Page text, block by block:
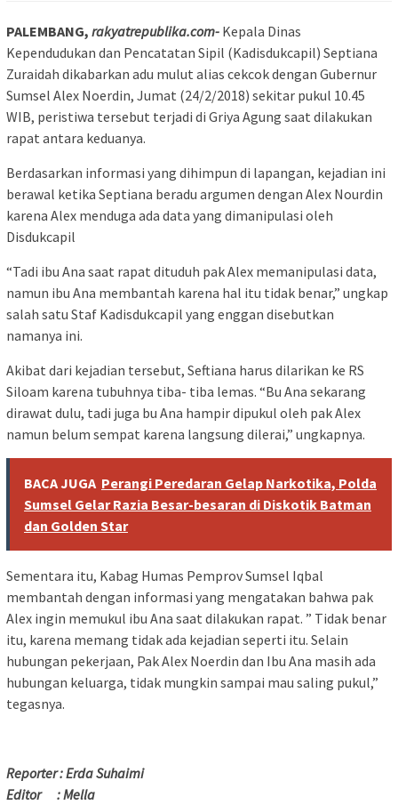
PALEMBANG, rakyatrepublika.com- Kepala Dinas
Kependudukan dan Pencatatan Sipil (Kadisdukcapil) Septiana
Zuraidah dikabarkan adu mulut alias cekcok dengan Gubernur
Sumsel Alex Noerdin, Jumat (24/2/2018) sekitar pukul 10.45
WIB, peristiwa tersebut terjadi di Griya Agung saat dilakukan
rapat antara keduanya.
Berdasarkan informasi yang dihimpun di lapangan, kejadian ini
berawal ketika Septiana beradu argumen dengan Alex Nourdin
karena Alex menduga ada data yang dimanipulasi oleh
Disdukcapil
“Tadi ibu Ana saat rapat dituduh pak Alex memanipulasi data,
namun ibu Ana membantah karena hal itu tidak benar,” ungkap
salah satu Staf Kadisdukcapil yang enggan disebutkan
namanya ini.
Akibat dari kejadian tersebut, Seftiana harus dilarikan ke RS
Siloam karena tubuhnya tiba- tiba lemas. “Bu Ana sekarang
dirawat dulu, tadi juga bu Ana hampir dipukul oleh pak Alex
namun belum sempat karena langsung dilerai,” ungkapnya.
BACA JUGA Perangi Peredaran Gelap Narkotika, Polda
Sumsel Gelar Razia Besar-besaran di Diskotik Batman
dan Golden Star
Sementara itu, Kabag Humas Pemprov Sumsel Iqbal
membantah dengan informasi yang mengatakan bahwa pak
Alex ingin memukul ibu Ana saat dilakukan rapat. ” Tidak benar
itu, karena memang tidak ada kejadian seperti itu. Selain
hubungan pekerjaan, Pak Alex Noerdin dan Ibu Ana masih ada
hubungan keluarga, tidak mungkin sampai mau saling pukul,”
tegasnya.
Reporter : Erda Suhaimi
Editor : Mella